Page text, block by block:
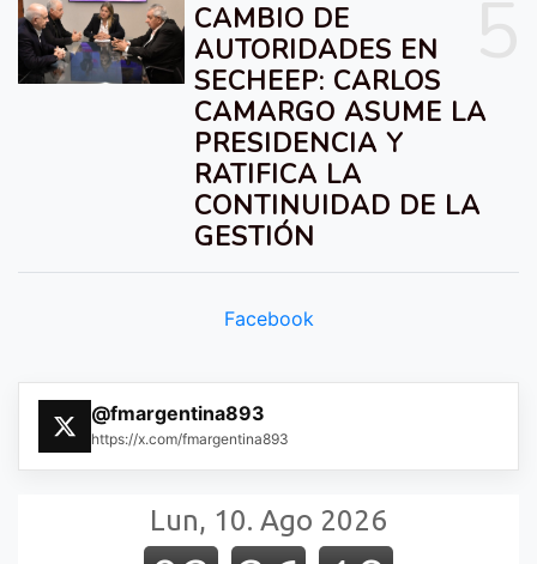
CAMBIO DE
AUTORIDADES EN
SECHEEP: CARLOS
CAMARGO ASUME LA
PRESIDENCIA Y
RATIFICA LA
CONTINUIDAD DE LA
GESTIÓN
Facebook
@fmargentina893
https://x.com/fmargentina893